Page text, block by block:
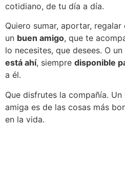
cotidiano, de tu día a día.
Quiero sumar, aportar,
un buen amigo, que te
lo necesites, que desees. O
está ahí, siempre disponible
a él.
Que disfrutes la compañía.
amiga es de las cosas más
en la vida.